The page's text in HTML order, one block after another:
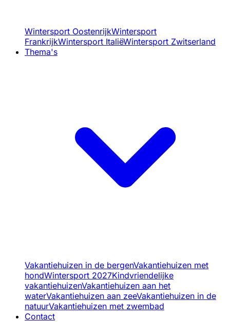
Wintersport OostenrijkWintersport
FrankrijkWintersport ItaliëWintersport Zwitserland
Thema's
Vakantiehuizen in de bergenVakantiehuizen met
hondWintersport 2027Kindvriendelijke
vakantiehuizenVakantiehuizen aan het
waterVakantiehuizen aan zeeVakantiehuizen in de
natuurVakantiehuizen met zwembad
Contact